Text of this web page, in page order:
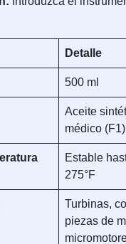
Detalle
500 ml
Aceite
médico (F1)
Estable
275°F
Turbinas,
piezas de